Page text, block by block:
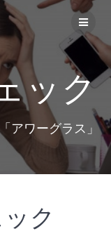
ック
アワーグラス」
ク